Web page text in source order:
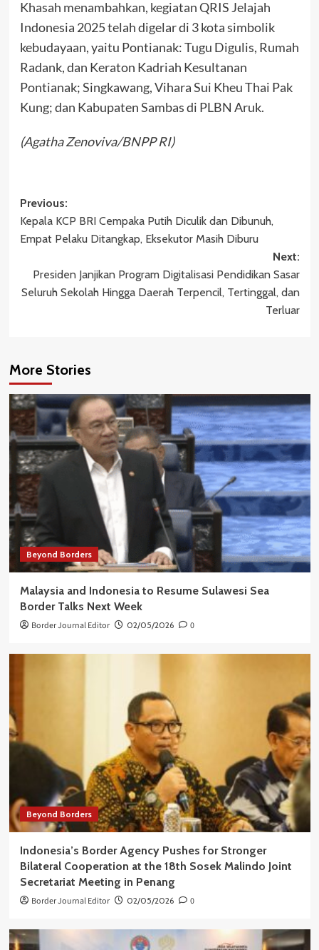
Khasah menambahkan, kegiatan QRIS Jelajah
Indonesia 2025 telah digelar di 3 kota simbolik
kebudayaan, yaitu Pontianak: Tugu Digulis, Rumah
Radank, dan Keraton Kadriah Kesultanan
Pontianak; Singkawang, Vihara Sui Kheu Thai Pak
Kung; dan Kabupaten Sambas di PLBN Aruk.
(Agatha Zenoviva/BNPP RI)
Post
navigation
Previous:
Kepala KCP BRI Cempaka Putih Diculik dan Dibunuh,
Empat Pelaku Ditangkap, Eksekutor Masih Diburu
Next:
Presiden Janjikan Program Digitalisasi Pendidikan Sasar
Seluruh Sekolah Hingga Daerah Terpencil, Tertinggal, dan
Terluar
More Stories
Beyond Borders
Malaysia and Indonesia to Resume Sulawesi Sea
Border Talks Next Week
Border Journal Editor 02/05/2026 0
Beyond Borders
Indonesia’s Border Agency Pushes for Stronger
Bilateral Cooperation at the 18th Sosek Malindo Joint
Secretariat Meeting in Penang
Border Journal Editor 02/05/2026 0